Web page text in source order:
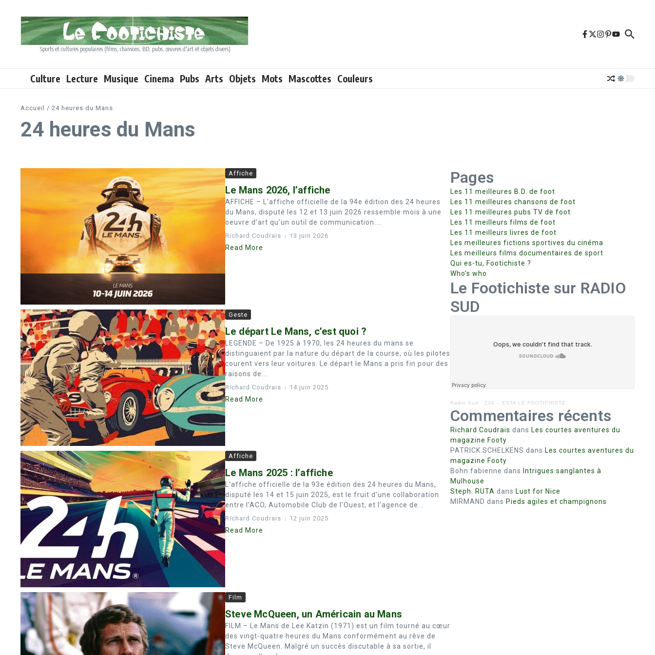
Sports et cultures populaires (films, chansons, BD, pubs, œuvres d'art et objets divers)
Culture Lecture Musique Cinema Pubs Arts Objets Mots Mascottes Couleurs
Accueil / 24 heures du Mans
24 heures du Mans
Affiche
Le Mans 2026, l’affiche
AFFICHE – L’affiche officielle de la 94e édition des 24 heures
du Mans, disputé les 12 et 13 juin 2026 ressemble mois à une
oeuvre d’art qu’un outil de communication....
Richard Coudrais 13 juin 2026
Read More
Geste
Le départ Le Mans, c’est quoi ?
LEGENDE – De 1925 à 1970, les 24 heures du mans se
distinguaient par la nature du départ de la course, où les pilotes
courent vers leur voitures. Le départ le Mans a pris fin pour des
raisons de...
Richard Coudrais 14 juin 2025
Read More
Affiche
Le Mans 2025 : l’affiche
L’affiche officielle de la 93e édition des 24 heures du Mans,
disputé les 14 et 15 juin 2025, est le fruit d’une collaboration
entre l’ACO, Automobile Club de l’Ouest, et l’agence de...
Richard Coudrais 12 juin 2025
Read More
Film
Steve McQueen, un Américain au Mans
FILM – Le Mans de Lee Katzin (1971) est un film tourné au cœur
des vingt-quatre heures du Mans conformément au rêve de
Steve McQueen. Malgré un succès discutable à sa sortie, il
Pages
Les 11 meilleures B.D. de foot
Les 11 meilleures chansons de foot
Les 11 meilleures pubs TV de foot
Les 11 meilleurs films de foot
Les 11 meilleurs livres de foot
Les meilleures fictions sportives du cinéma
Les meilleurs films documentaires de sport
Qui es-tu, Footichiste ?
Who’s who
Le Footichiste sur RADIO
SUD
Radio Sud · 234 – ESTA LE FOOTICHISTE
Commentaires récents
Richard Coudrais dans Les courtes aventures du
magazine Footy
PATRICK SCHELKENS dans Les courtes aventures du
magazine Footy
Bohn fabienne dans
Intrigues sanglantes à
Mulhouse
Steph. RUTA dans Lust for Nice
MIRMAND dans Pieds agiles et champignons